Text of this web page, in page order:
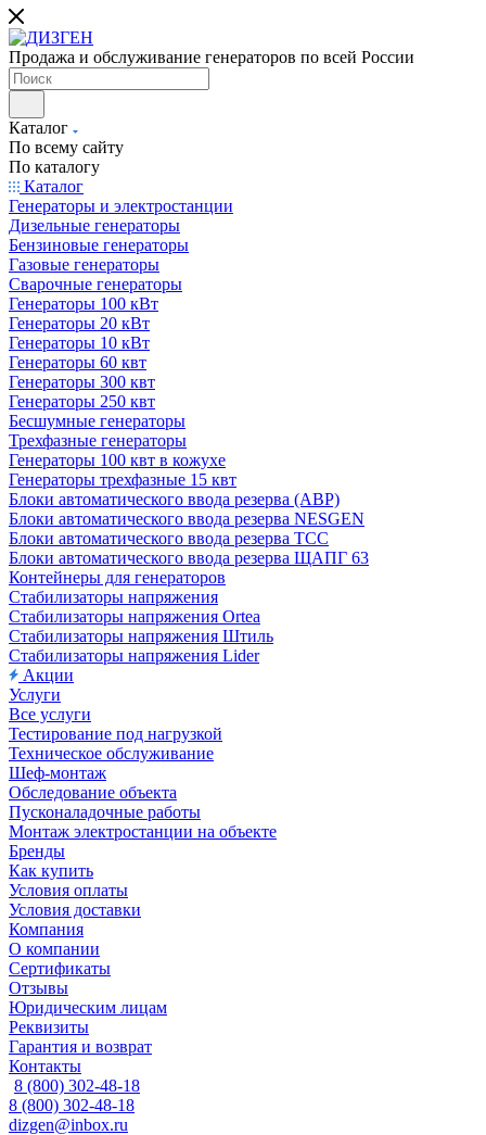
Продажа и обслуживание генераторов по всей России
Каталог
По всему сайту
По каталогу
Каталог
Генераторы и электростанции
Дизельные генераторы
Бензиновые генераторы
Газовые генераторы
Сварочные генераторы
Генераторы 100 кВт
Генераторы 20 кВт
Генераторы 10 кВт
Генераторы 60 квт
Генераторы 300 квт
Генераторы 250 квт
Бесшумные генераторы
Трехфазные генераторы
Генераторы 100 квт в кожухе
Генераторы трехфазные 15 квт
Блоки автоматического ввода резерва (АВР)
Блоки автоматического ввода резерва NESGEN
Блоки автоматического ввода резерва ТСС
Блоки автоматического ввода резерва ЩАПГ 63
Контейнеры для генераторов
Стабилизаторы напряжения
Стабилизаторы напряжения Ortea
Стабилизаторы напряжения Штиль
Стабилизаторы напряжения Lider
Акции
Услуги
Все услуги
Тестирование под нагрузкой
Техническое обслуживание
Шеф-монтаж
Обследование объекта
Пусконаладочные работы
Монтаж электростанции на объекте
Бренды
Как купить
Условия оплаты
Условия доставки
Компания
О компании
Сертификаты
Отзывы
Юридическим лицам
Реквизиты
Гарантия и возврат
Контакты
8 (800) 302-48-18
8 (800) 302-48-18
dizgen@inbox.ru